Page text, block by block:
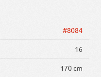
#8084
16
170 cm